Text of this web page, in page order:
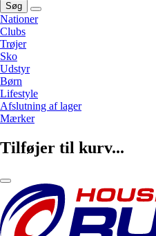
Søg
Nationer
Clubs
Trøjer
Sko
Udstyr
Børn
Lifestyle
Afslutning af lager
Mærker
Tilføjer til kurv...